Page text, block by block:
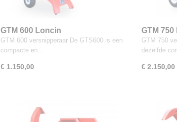
GTM 600 Loncin
GTM 600 versnipperaar De GTS600 is een
compacte en…
€ 1.150,00
GTM
GTM 750
dezelfde
€ 2.150,00